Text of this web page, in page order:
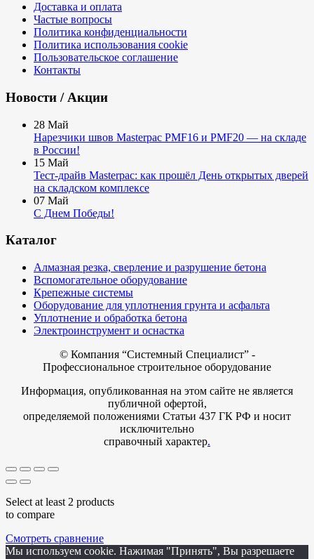
Доставка и оплата
Частые вопросы
Политика конфиденциальности
Политика использования cookie
Пользовательское соглашение
Контакты
Новости / Акции
28 Май
Нарезчики швов Masterpac PMF16 и PMF20 — на складе
в России!
15 Май
Тест-драйв Masterpac: как прошёл День открытых дверей
на складском комплексе
07 Май
С Днем Победы!
Каталог
Алмазная резка, сверление и разрушение бетона
Вспомогательное оборудование
Крепежные системы
Оборудование для уплотнения грунта и асфальта
Уплотнение и обработка бетона
Электроинструмент и оснастка
© Компания “Системный Специалист” -
Профессиональное строительное оборудование
Информация, опубликованная на этом сайте не является
публичной офертой,
определяемой положениями Статьи 437 ГК РФ и носит
исключительно
справочный характер.
Select at least 2 products
to compare
Смотреть сравнение
Мы используем cookie. Нажимая "Принять", Вы разрешаете